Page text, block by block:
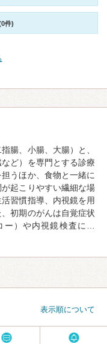
件)
腸、小腸、大腸）と、
ど）を専門とする診療
うほか、食物と一緒に
起こりやすい繊細な場
習慣指導、内視鏡を用
初期のがんは自覚症状
ー）や内視鏡検査に…
表示順について